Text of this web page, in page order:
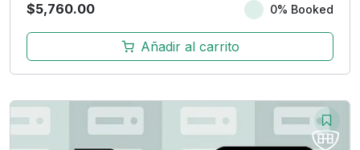
$5,760.00 0% Booked
Añadir al carrito